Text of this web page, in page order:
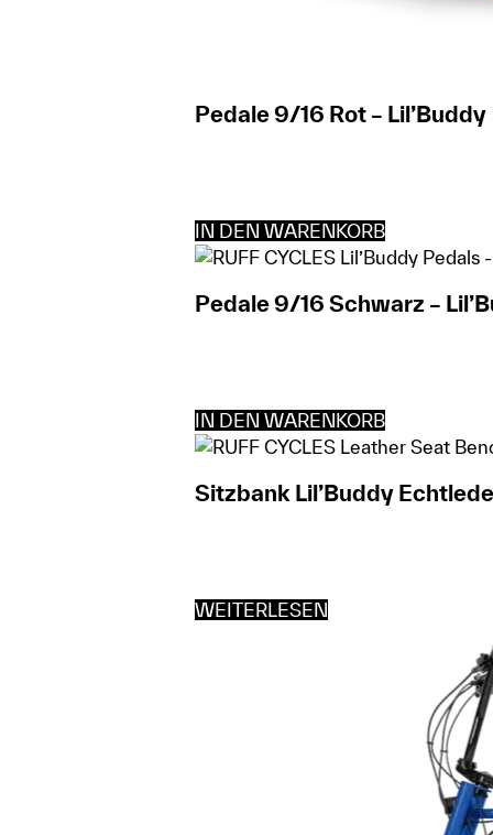
Pedale 9/16 Rot – Lil’Buddy
IN DEN WARENKORB
Pedale 9/16 Schwarz –
IN DEN WARENKORB
Sitzbank Lil’Buddy
WEITERLESEN